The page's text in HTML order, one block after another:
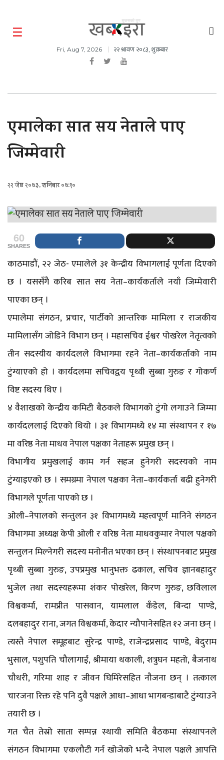
Fri, Aug 7, 2026 २२ श्रावण २०८३, शुक्रबार
एमालेका सात सय नेताले पाए
जिम्मेवारी
२२ जेष्ठ २०७३, शनिबार ०७:१०
60
SHARES
काठमाडौं, २२ जेठ- एमालेले ३१ केन्द्रीय विभागलाई पूर्णता दिएको
छ । यससँगै करिब सात सय नेता–कार्यकर्ताले नयाँ जिम्मेवारी
पाएका छन् ।
एमालेमा संगठन, प्रचार, पार्टीको आन्तरिक मामिला र राजकीय
मामिलासँग जोडिने विभाग छन् । महासचिव ईश्वर पोखरेल नेतृत्वको
तीन सदस्यीय कार्यदलले विभागमा रहने नेता–कार्यकर्ताको नाम
टुंग्याएको हो । कार्यदलमा सचिवद्वय पृथ्वी सुब्बा गुरुङ र गोकर्ण
विष्ट सदस्य थिए ।
४ वैशाखको केन्द्रीय कमिटी बैठकले विभागको टुंगो लगाउने जिम्मा
कार्यदललाई दिएको थियो । ३१ विभागमध्ये १४ मा संस्थापन र १७
मा वरिष्ठ नेता माधव नेपाल पक्षका नेताहरू प्रमुख छन् ।
विभागीय प्रमुखलाई काम गर्न सहज हुनेगरी सदस्यको नाम
टुंग्याइएको छ । समग्रमा नेपाल पक्षका नेता–कार्यकर्ता बढी हुनेगरी
विभागले पूर्णता पाएको छ ।
ओली–नेपालको सन्तुलन ३१ विभागमध्ये महत्त्वपूर्ण मानिने संगठन
विभागमा अध्यक्ष केपी ओली र वरिष्ठ नेता माधवकुमार नेपाल पक्षको
सन्तुलन मिल्नेगरी सदस्य मनोनीत भएका छन् । संस्थापनबाट प्रमुख
पृथ्बी सुब्बा गुरुङ, उपप्रमुख भानुभक्त ढकाल, सचिव ज्ञानबहादुर
भुजेल तथा सदस्यहरूमा शंकर पोखरेल, किरण गुरुङ, छविलाल
विश्वकर्मा, रामप्रीत पासवान, यामलाल कँडेल, बिन्दा पाण्डे,
दलबहादुर राना, जगत विश्वकर्मा, केदार न्यौपानेसहित १२ जना छन् ।
त्यस्तै नेपाल समूहबाट सुरेन्द्र पाण्डे, राजेन्द्रप्रसाद पाण्डे, बेदुराम
भुसाल, पशुपति चौलागाईं, श्रीमाया थकाली, शत्रुघन महतो, बैजनाथ
चौधरी, गरिमा शाह र जीवन घिमिरेसहित नौजना छन् । तत्काल
चारजना रिक्त रहे पनि दुवै पक्षले आधा–आधा भागबन्डाबाटै टुंग्याउने
तयारी छ ।
गत चैत तेस्रो साता सम्पन्न स्थायी समिति बैठकमा संस्थापनले
संगठन विभागमा एकलौटी गर्न खोजेको भन्दै नेपाल पक्षले आपत्ति